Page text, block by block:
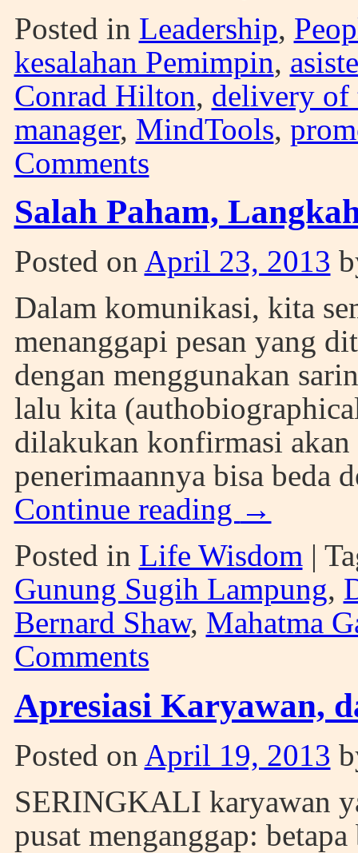
Posted in Leadership,
kesalahan Pemimpin,
Conrad Hilton, delivery of
manager, MindTools,
Comments
Salah Paham,
Posted on April 23, 2013
Dalam komunikasi, kita
menanggapi pesan yang
dengan menggunakan
lalu kita
dilakukan konfirmasi akan
penerimaannya bisa beda
Continue reading →
Posted in Life Wisdom |
Gunung Sugih Lampung,
Bernard Shaw, Mahatma
Comments
Apresiasi Karyawan,
Posted on April 19, 2013
SERINGKALI karyawan
pusat menganggap: